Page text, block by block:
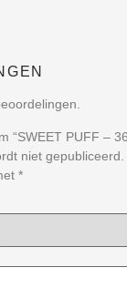
“SWEET PUFF –
niet gepubliceerd.
*